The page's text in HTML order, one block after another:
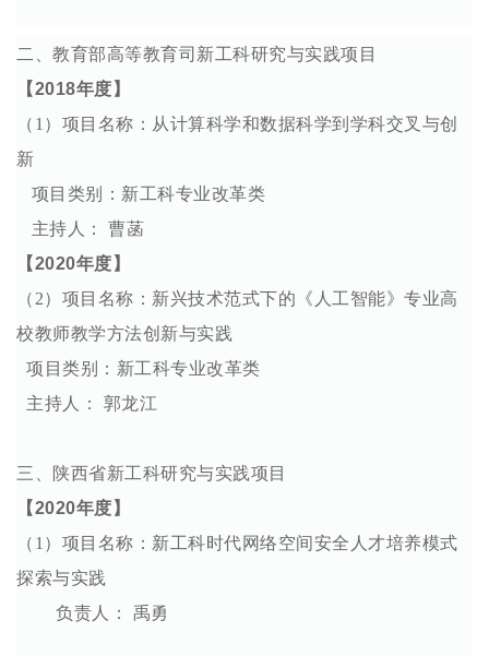
二、教育部高等教育司新工科研究与实践项目
【2018年度】
（1）项目名称：从计算科学和数据科学到学科交叉与创
新
项目类别：新工科专业改革类
主持人： 曹菡
【2020年度】
（2）项目名称：新兴技术范式下的《人工智能》专业高
校教师教学方法创新与实践
项目类别：新工科专业改革类
主持人： 郭龙江
三、陕西省新工科研究与实践项目
【2020年度】
（1）项目名称：新工科时代网络空间安全人才培养模式
探索与实践
负责人： 禹勇